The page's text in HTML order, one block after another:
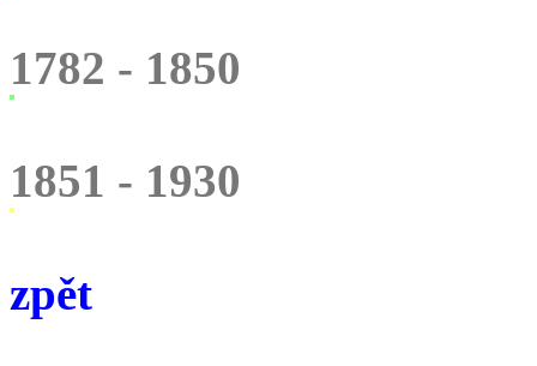
1782 - 1850
1851 - 1930
zpět